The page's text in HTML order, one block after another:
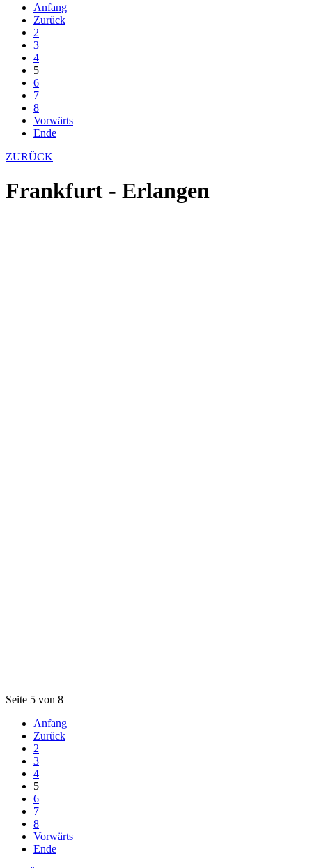
Anfang
Zurück
2
3
4
5
6
7
8
Vorwärts
Ende
ZURÜCK
Frankfurt - Erlangen
Seite 5 von 8
Anfang
Zurück
2
3
4
5
6
7
8
Vorwärts
Ende